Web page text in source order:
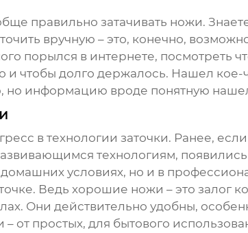
правильно затачивать ножи.
вручную – это, конечно,
порылся в интернете, посмотреть
и чтобы долго держалось. Нашел
но информацию вроде понятную
в технологии заточки. Ранее,
технологиям,
условиях, но и в
Ведь хорошие ножи – это залог
. Они действительно удобны,
от простых, для бытового